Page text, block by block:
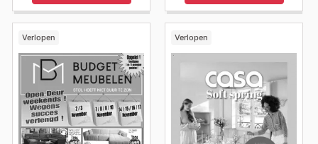
Verlopen Verlopen